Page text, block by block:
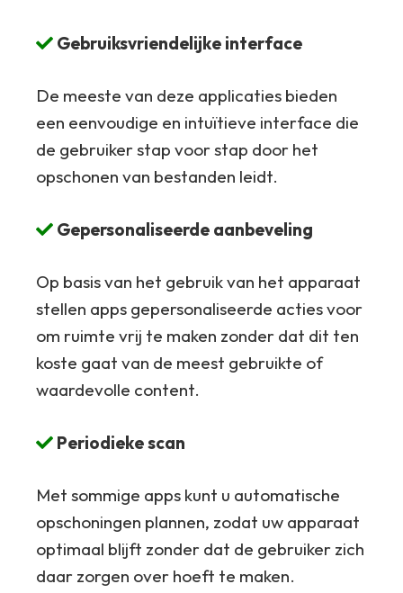
Gebruiksvriendelijke interface
De meeste van deze applicaties bieden
een eenvoudige en intuïtieve interface die
de gebruiker stap voor stap door het
opschonen van bestanden leidt.
Gepersonaliseerde aanbeveling
Op basis van het gebruik van het apparaat
stellen apps gepersonaliseerde acties voor
om ruimte vrij te maken zonder dat dit ten
koste gaat van de meest gebruikte of
waardevolle content.
Periodieke scan
Met sommige apps kunt u automatische
opschoningen plannen, zodat uw apparaat
optimaal blijft zonder dat de gebruiker zich
daar zorgen over hoeft te maken.